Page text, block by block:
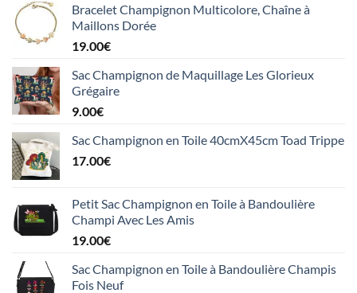
Bracelet Champignon Multicolore, Chaîne à
Maillons Dorée
19.00€
Sac Champignon de Maquillage Les Glorieux
Grégaire
9.00€
Sac Champignon en Toile 40cmX45cm Toad Trippe
17.00€
Petit Sac Champignon en Toile à Bandoulière
Champi Avec Les Amis
19.00€
Sac Champignon en Toile à Bandoulière Champis
Fois Neuf